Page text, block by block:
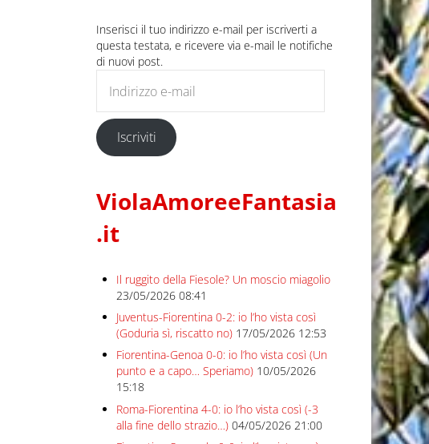
Inserisci il tuo indirizzo e-mail per iscriverti a
questa testata, e ricevere via e-mail le notifiche
di nuovi post.
Iscriviti
ViolaAmoreeFantasia
.it
Il ruggito della Fiesole? Un moscio miagolio
23/05/2026 08:41
Juventus-Fiorentina 0-2: io l’ho vista così
(Goduria sì, riscatto no) 17/05/2026 12:53
Fiorentina-Genoa 0-0: io l’ho vista così (Un
punto e a capo… Speriamo) 10/05/2026
15:18
Roma-Fiorentina 4-0: io l’ho vista così (-3
alla fine dello strazio…) 04/05/2026 21:00